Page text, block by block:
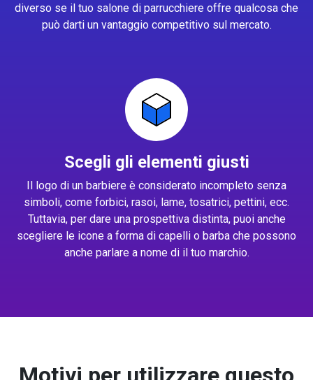
diverso se il tuo salone di parrucchiere offre qualcosa che
può darti un vantaggio competitivo sul mercato.
Scegli gli elementi giusti
Il logo di un barbiere è considerato incompleto senza
simboli, come forbici, rasoi, lame, tosatrici, pettini, ecc.
Tuttavia, per dare una prospettiva distinta, puoi anche
scegliere le icone a forma di capelli o barba che possono
anche parlare a nome di il tuo marchio.